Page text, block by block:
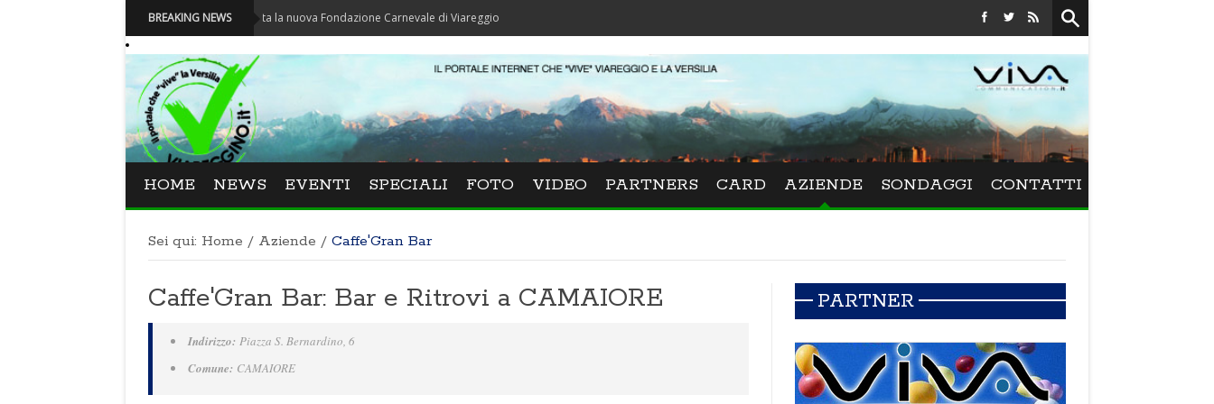
BREAKING NEWS
Carnevale - Nominata la nuova Fondazione Carnevale di Viareggio Festival La Versiliana - La direttrice lucchese Beatrice
HOME NEWS EVENTI SPECIALI FOTO VIDEO PARTNERS CARD AZIENDE SONDAGGI CONTATTI
Sei qui: Home / Aziende / Caffe'Gran Bar
Caffe'Gran Bar: Bar e Ritrovi a CAMAIORE
Indirizzo: Piazza S. Bernardino, 6
Comune: CAMAIORE
PARTNER